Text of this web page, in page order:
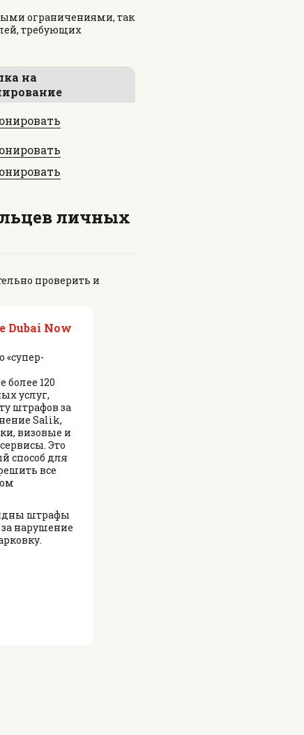
ограничениями, так
требующих
на
личных
проверить и
Dubai Now
«супер-
120
услуг,
штрафов за
Salik,
визовые и
Это
способ для
все
штрафы
нарушение